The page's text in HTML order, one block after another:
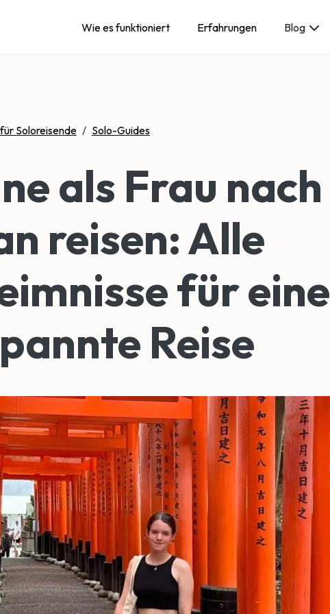
Wie es funktioniert Erfahrungen Blog
Soloreisende / Solo-Guides
als Frau nach
reisen: Alle
für eine
Reise